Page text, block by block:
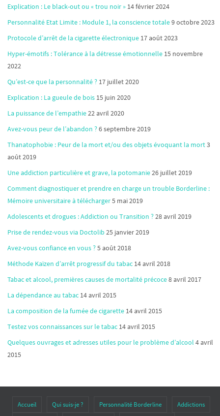
Explication : Le black-out ou « trou noir » 14 février 2024
Personnalité Etat Limite : Module 1, la conscience totale9 octobre 2023
Protocole d’arrêt de la cigarette électronique 17 août 2023
Hyper-émotifs : Tolérance à la détresse émotionnelle 15 novembre
2022
Qu’est-ce que la personnalité ? 17 juillet 2020
Explication : La gueule de bois 15 juin 2020
La puissance de l’empathie22 avril 2020
Avez-vous peur de l’abandon ?6 septembre 2019
Thanatophobie : Peur de la mort et/ou des objets évoquant la mort3
août 2019
Une addiction particulière et grave, la potomanie26 juillet 2019
Comment diagnostiquer et prendre en charge un trouble Borderline :
Mémoire universitaire à télécharger5 mai 2019
Adolescents et drogues : Addiction ou Transition ?28 avril 2019
Prise de rendez-vous via Doctolib 25 janvier 2019
Avez-vous confiance en vous ?5 août 2018
Méthode Kaïzen d’arrêt progressif du tabac 14 avril 2018
Tabac et alcool, premières causes de mortalité précoce8 avril 2017
La dépendance au tabac 14 avril 2015
La composition de la fumée de cigarette 14 avril 2015
Testez vos connaissances sur le tabac 14 avril 2015
Quelques ouvrages et adresses utiles pour le problème d’alcool 4 avril
2015
Accueil Qui suis-je ? Personnalité Borderline Addictions